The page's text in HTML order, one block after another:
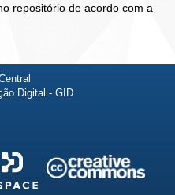
repositório de acordo com a
Digital - GID